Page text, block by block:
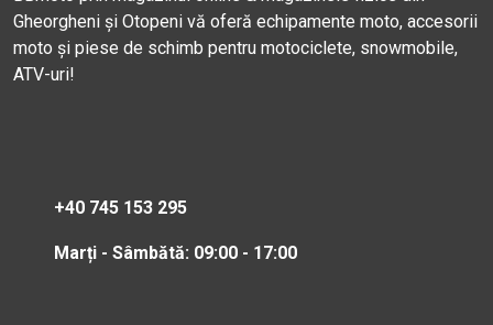
Gheorgheni și Otopeni vă oferă echipamente moto, accesorii
moto și piese de schimb pentru motociclete, snowmobile,
ATV-uri!
+40 745 153 295
Marți - Sâmbătă: 09:00 - 17:00